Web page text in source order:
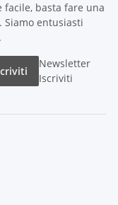
facile, basta fare una
Siamo entusiasti
.
Newsletter
Iscriviti